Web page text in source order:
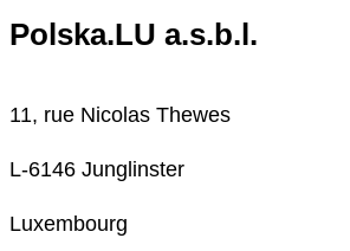
Polska.LU a.s.b.l.
11, rue Nicolas Thewes
L-6146 Junglinster
Luxembourg